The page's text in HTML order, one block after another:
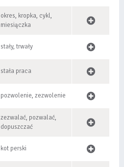
okres, kropka, cykl,
miesiączka
stały, trwały
stała praca
pozwolenie, zezwolenie
zezwalać, pozwalać,
dopuszczać
kot perski